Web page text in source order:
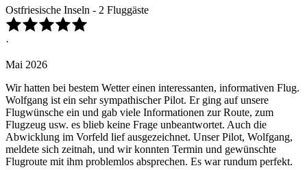
Ostfriesische Inseln - 2 Fluggäste
·
Mai 2026
Wir hatten bei bestem Wetter einen interessanten, informativen Flug.
Wolfgang ist ein sehr sympathischer Pilot. Er ging auf unsere
Flugwünsche ein und gab viele Informationen zur Route, zum
Flugzeug usw. es blieb keine Frage unbeantwortet. Auch die
Abwicklung im Vorfeld lief ausgezeichnet. Unser Pilot, Wolfgang,
meldete sich zeitnah, und wir konnten Termin und gewünschte
Flugroute mit ihm problemlos absprechen. Es war rundum perfekt.